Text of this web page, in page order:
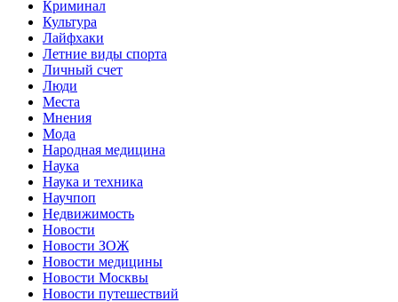
Криминал
Культура
Лайфхаки
Летние виды спорта
Личный счет
Люди
Места
Мнения
Мода
Народная медицина
Наука
Наука и техника
Научпоп
Недвижимость
Новости
Новости ЗОЖ
Новости медицины
Новости Москвы
Новости путешествий